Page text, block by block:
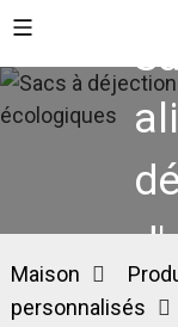
Maison
personnalisés